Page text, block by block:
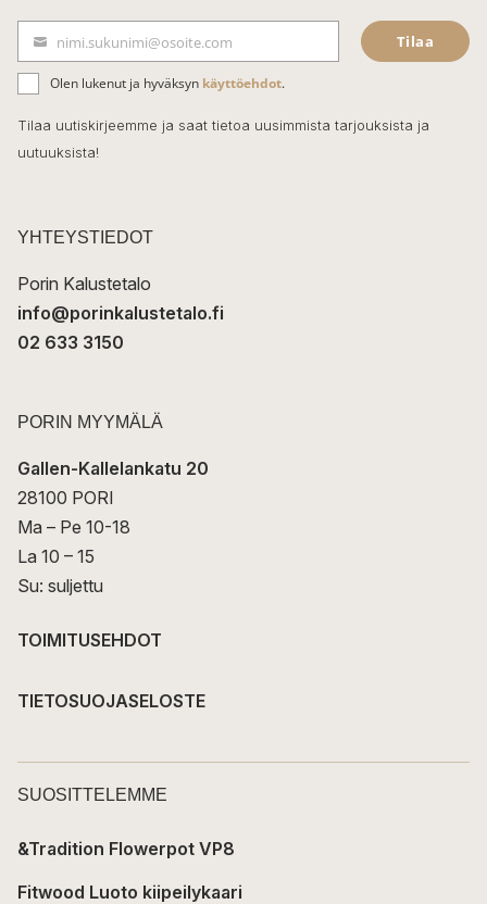
e
b
o
o
k
ä
h
k
t
nimi.sukunimi@osoite.com Tilaa
Olen lukenut ja hyväksyn käyttöehdot.
Tilaa uutiskirjeemme ja saat tietoa uusimmista tarjouksista ja
uutuuksista!
YHTEYSTIEDOT
Porin Kalustetalo
info@porinkalustetalo.fi
02 633 3150
PORIN MYYMÄLÄ
Gallen-Kallelankatu 20
28100 PORI
Ma – Pe 10-18
La 10 – 15
Su: suljettu
TOIMITUSEHDOT
TIETOSUOJASELOSTE
SUOSITTELEMME
&Tradition Flowerpot VP8
Fitwood Luoto kiipeilykaari